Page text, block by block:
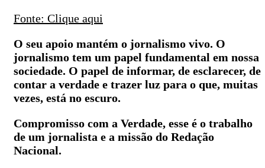
Fonte: Clique aqui
O seu apoio mantém o jornalismo vivo. O
jornalismo tem um papel fundamental em nossa
sociedade. O papel de informar, de esclarecer, de
contar a verdade e trazer luz para o que, muitas
vezes, está no escuro.
Compromisso com a Verdade, esse é o trabalho
de um jornalista e a missão do Redação
Nacional.